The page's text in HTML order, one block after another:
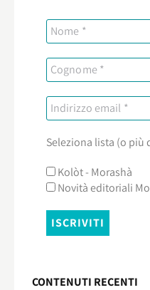
Seleziona lista (o più
Kolòt - Morashà
Novità editoriali
CONTENUTI RECENTI